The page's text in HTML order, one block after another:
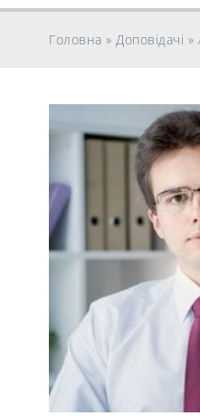
Головна » Доповідачі »